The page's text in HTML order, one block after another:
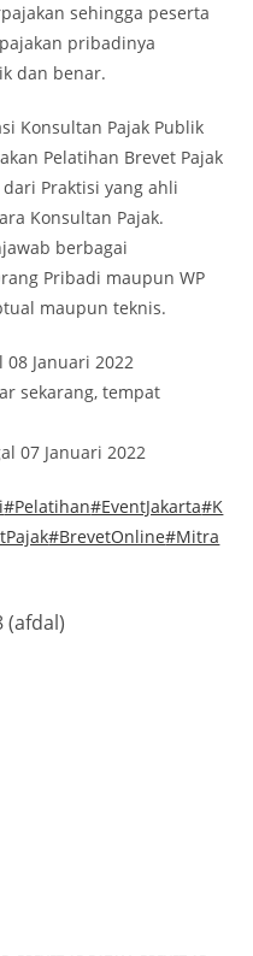
sehingga peserta
pribadinya
dan benar.
Konsultan Pajak Publik
Pelatihan Brevet Pajak
Praktisi yang ahli
Konsultan Pajak.
berbagai
Pribadi maupun WP
maupun teknis.
Januari 2022
sekarang, tempat
07 Januari 2022
#Pelatihan#EventJakarta#K
#BrevetOnline#Mitra
(afdal)